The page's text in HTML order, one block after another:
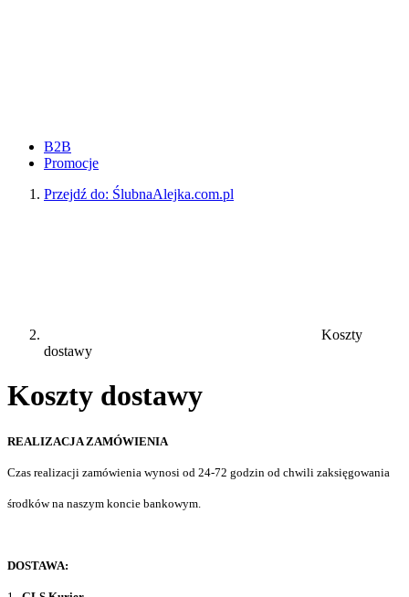
B2B
Promocje
Przejdź do: ŚlubnaAlejka.com.pl
Koszty
dostawy
Koszty dostawy
REALIZACJA ZAMÓWIENIA
Czas realizacji zamówienia wynosi od 24-72 godzin od chwili zaksięgowania
środków na naszym koncie bankowym.
DOSTAWA: